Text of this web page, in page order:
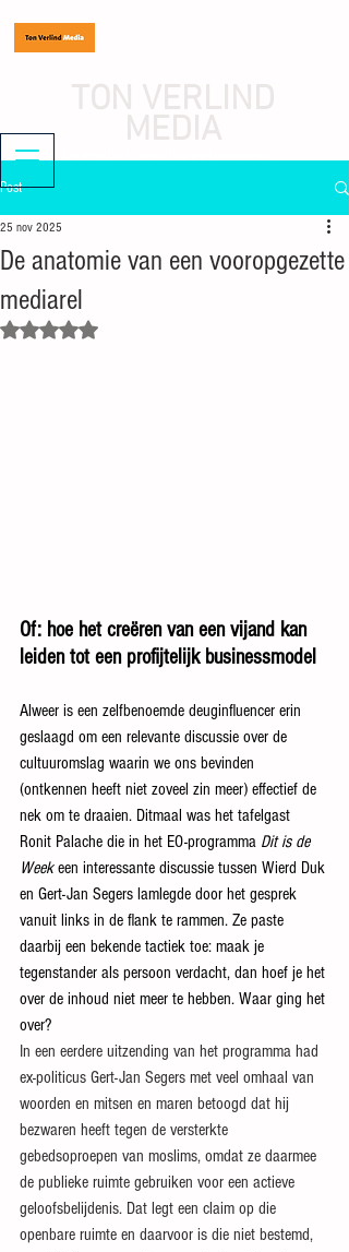
journalist, mediaondernemer
Post
De anatomie van een vooropgezette
mediarel
25 nov 2025
Beoordeeld met NaN uit 5 sterren.
Of: hoe het creëren van een vijand kan
leiden tot een profijtelijk businessmodel
Alweer is een zelfbenoemde deuginfluencer erin
geslaagd om een relevante discussie over de
cultuuromslag waarin we ons bevinden
(ontkennen heeft niet zoveel zin meer) effectief de
nek om te draaien. Ditmaal was het tafelgast
Ronit Palache die in het EO-programma Dit is de
Week een interessante discussie tussen Wierd Duk
en Gert-Jan Segers lamlegde door het gesprek
vanuit links in de flank te rammen. Ze paste
daarbij een bekende tactiek toe: maak je
tegenstander als persoon verdacht, dan hoef je het
over de inhoud niet meer te hebben. Waar ging het
over?
In een eerdere uitzending van het programma had
ex-politicus Gert-Jan Segers met veel omhaal van
woorden en mitsen en maren betoogd dat hij
bezwaren heeft tegen de versterkte
gebedsoproepen van moslims, omdat ze daarmee
de publieke ruimte gebruiken voor een actieve
geloofsbelijdenis. Dat legt een claim op die
openbare ruimte en daarvoor is die niet bestemd,